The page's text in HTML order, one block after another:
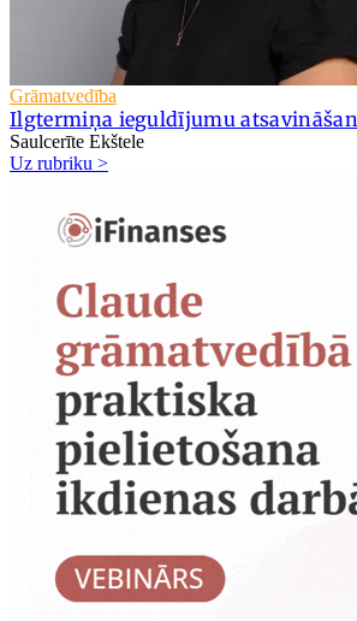
Grāmatvedība
Ilgtermiņa ieguldījumu
Saulcerīte Ekštele
Uz rubriku >